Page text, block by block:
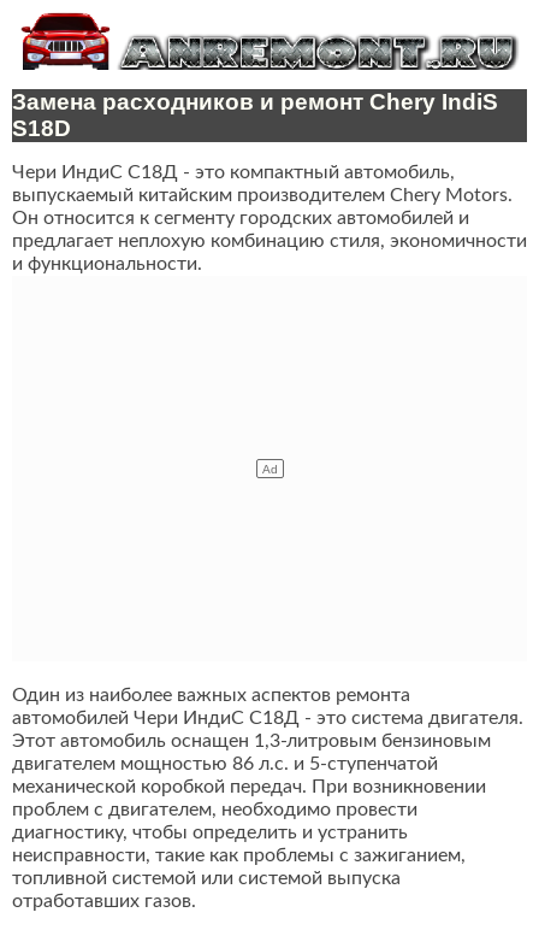
Замена расходников и ремонт Chery IndiS
S18D
Чери ИндиС С18Д - это компактный автомобиль,
выпускаемый китайским производителем Chery Motors.
Он относится к сегменту городских автомобилей и
предлагает неплохую комбинацию стиля, экономичности
и функциональности.
Один из наиболее важных аспектов ремонта
автомобилей Чери ИндиС С18Д - это система двигателя.
Этот автомобиль оснащен 1,3-литровым бензиновым
двигателем мощностью 86 л.с. и 5-ступенчатой
механической коробкой передач. При возникновении
проблем с двигателем, необходимо провести
диагностику, чтобы определить и устранить
неисправности, такие как проблемы с зажиганием,
топливной системой или системой выпуска
отработавших газов.